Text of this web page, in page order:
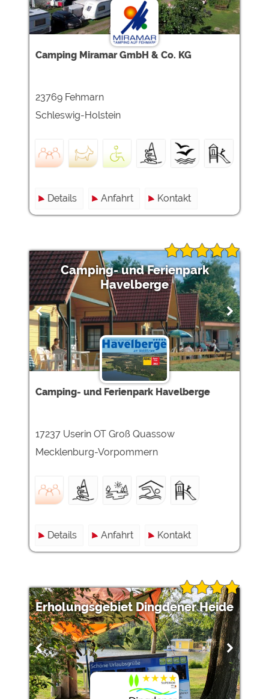
Camping Miramar GmbH & Co. KG
23769 Fehmarn
Schleswig-Holstein
Details Anfahrt Kontakt
Camping- und Ferienpark
Havelberge
Camping- und Ferienpark Havelberge
17237 Userin OT Groß Quassow
Mecklenburg-Vorpommern
Details Anfahrt Kontakt
Erholungsgebiet Dingdener Heide